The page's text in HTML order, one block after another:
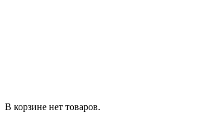
В корзине нет товаров.